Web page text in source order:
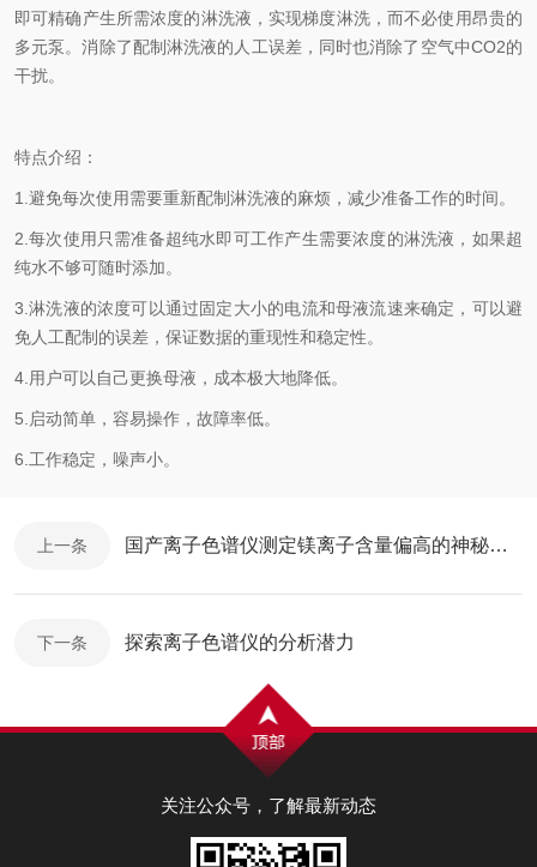
即可精确产生所需浓度的淋洗液，实现梯度淋洗，而不必使用昂贵的
多元泵。消除了配制淋洗液的人工误差，同时也消除了空气中CO2的
干扰。
特点介绍：
1.避免每次使用需要重新配制淋洗液的麻烦，减少准备工作的时间。
2.每次使用只需准备超纯水即可工作产生需要浓度的淋洗液，如果超
纯水不够可随时添加。
3.淋洗液的浓度可以通过固定大小的电流和母液流速来确定，可以避
免人工配制的误差，保证数据的重现性和稳定性。
4.用户可以自己更换母液，成本极大地降低。
5.启动简单，容易操作，故障率低。
6.工作稳定，噪声小。
上一条 国产离子色谱仪测定镁离子含量偏高的神秘面纱揭开！
下一条 探索离子色谱仪的分析潜力
关注公众号，了解最新动态